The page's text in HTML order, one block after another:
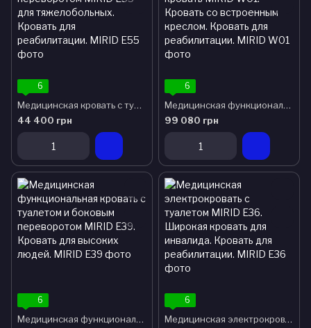
6
Медицинская кровать с туалетом и боковым переворотом MIRID Е55 для тяжелобольных. Кровать для реабилитации.
44 400 грн
6
Медицинская функциональная электро кровать MIRID W01. Кровать со встроенным креслом. Кровать для реабилитации.
99 080 грн
6
Медицинская функциональная кровать с туалетом и боковым переворотом MIRID E39. Кровать для высоких людей.
6
Медицинская электрокровать с туалетом MIRID E36. Широкая кровать для инвалида. Кровать для реабилитации.